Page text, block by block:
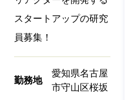
スタートアップの研究
員募集！
勤務地
愛知県名古屋
市守山区桜坂